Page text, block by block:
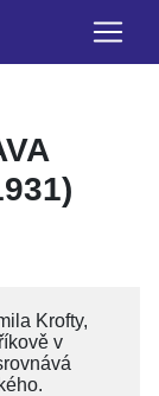
Krofty,
v